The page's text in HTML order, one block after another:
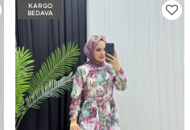
KARGO
BEDAVA